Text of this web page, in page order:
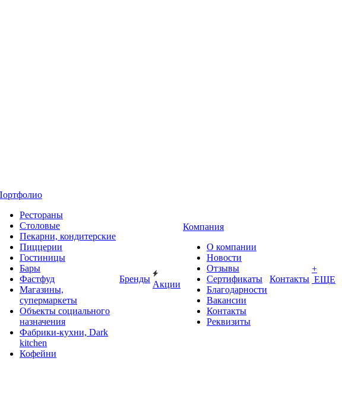
Рестораны
Столовые
Пекарни, кондитерские
Пиццерии
Гостиницы
Бары
Фастфуд
Магазины,
супермаркеты
Объекты социального
назначения
Фабрики-кухни, Dark
kitchen
Кофейни
Бренды
Акции
Компания
О компании
Новости
Отзывы
Сертификаты
Благодарности
Вакансии
Контакты
Реквизиты
Контакты
+
ЕЩЕ